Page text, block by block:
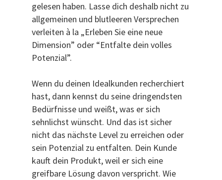
gelesen haben. Lasse dich deshalb nicht zu
allgemeinen und blutleeren Versprechen
verleiten à la „Erleben Sie eine neue
Dimension” oder “Entfalte dein volles
Potenzial”.
Wenn du deinen Idealkunden recherchiert
hast, dann kennst du seine dringendsten
Bedürfnisse und weißt, was er sich
sehnlichst wünscht. Und das ist sicher
nicht das nächste Level zu erreichen oder
sein Potenzial zu entfalten. Dein Kunde
kauft dein Produkt, weil er sich eine
greifbare Lösung davon verspricht. Wie